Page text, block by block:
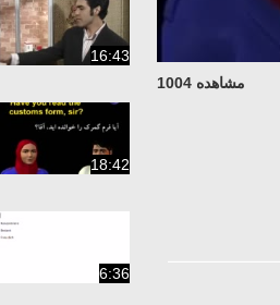
مشاهده 1004
16:43
18:42
6:36